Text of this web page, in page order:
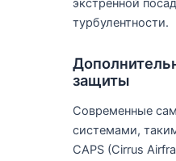
экстренной
турбулентности.
защиты
Современные
системами,
CAPS (Cirrus